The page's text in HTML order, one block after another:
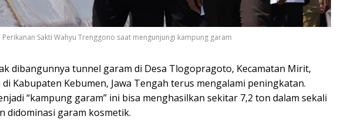
Sakti Wahyu Trenggono saat mengunjungi kampung garam
dibangunnya tunnel garam di Desa Tlogopragoto, Kecamatan Mirit,
Kabupaten Kebumen, Jawa Tengah terus mengalami peningkatan.
“kampung garam” ini bisa menghasilkan sekitar 7,2 ton dalam sekali
didominasi garam kosmetik.